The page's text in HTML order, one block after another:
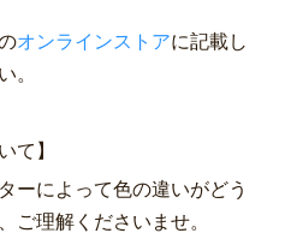
オンラインストアに記載し
。
て】
ーによって色の違いがどう
ご理解くださいませ。